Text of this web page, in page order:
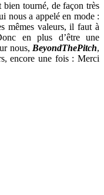
tourné, de façon très
nous a appelé en mode :
mêmes valeurs, il faut à
en plus d’être une
nous, BeyondThePitch,
encore une fois : Merci